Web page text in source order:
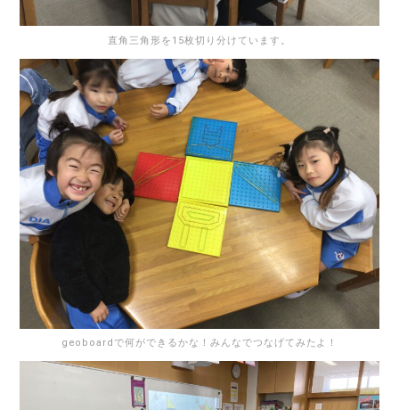
直角三角形を15枚切り分けています。
geoboardで何ができるかな！みんなでつなげてみたよ！